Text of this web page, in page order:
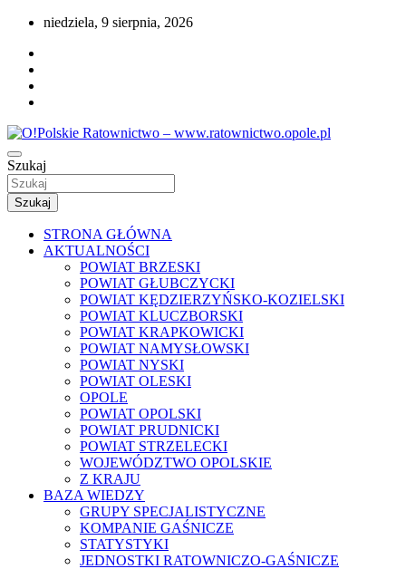
Przejdź
treści
niedziela, 9 sierpnia, 2026
O!Polskie Ratownictwo –
www.ratownictwo.opole.pl
Portal opolskiego i polskiego ratownictwa.
Szukaj
Szukaj
STRONA GŁÓWNA
AKTUALNOŚCI
POWIAT BRZESKI
POWIAT GŁUBCZYCKI
POWIAT KĘDZIERZYŃSKO-KOZIELSKI
POWIAT KLUCZBORSKI
POWIAT KRAPKOWICKI
POWIAT NAMYSŁOWSKI
POWIAT NYSKI
POWIAT OLESKI
OPOLE
POWIAT OPOLSKI
POWIAT PRUDNICKI
POWIAT STRZELECKI
WOJEWÓDZTWO OPOLSKIE
Z KRAJU
BAZA WIEDZY
GRUPY SPECJALISTYCZNE
KOMPANIE GAŚNICZE
STATYSTYKI
JEDNOSTKI RATOWNICZO-GAŚNICZE